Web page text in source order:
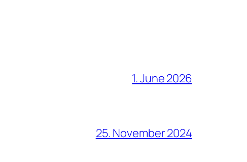
1. June 2026
25. November 2024